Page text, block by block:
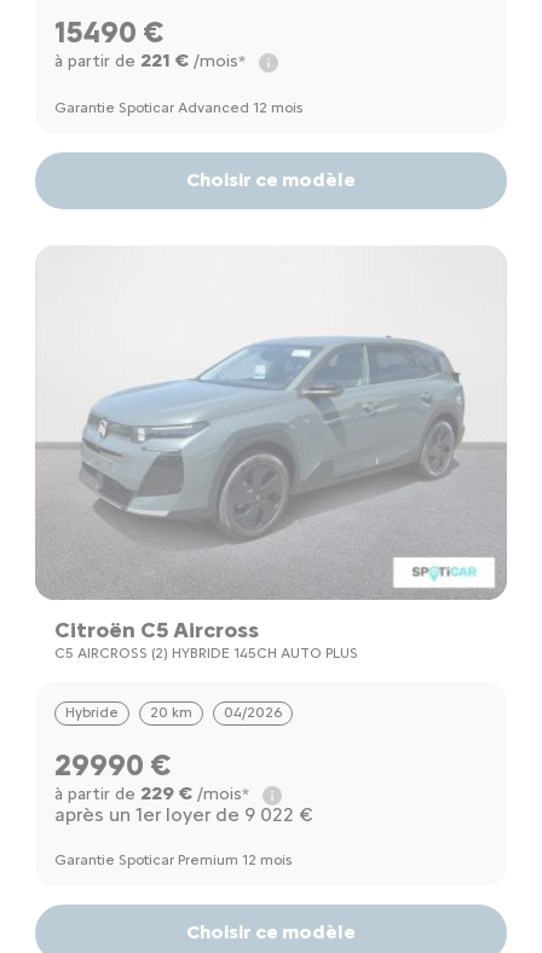
15490 €
à partir de 221 €/mois*
Garantie Spoticar Advanced 12 mois
Choisir ce modèle
Citroën C5 Aircross
C5 AIRCROSS (2) HYBRIDE 145CH AUTO PLUS
Hybride 20 km 04/2026
29990 €
à partir de 229 €/mois*
après un 1er loyer de 9 022 €
Garantie Spoticar Premium 12 mois
Choisir ce modèle